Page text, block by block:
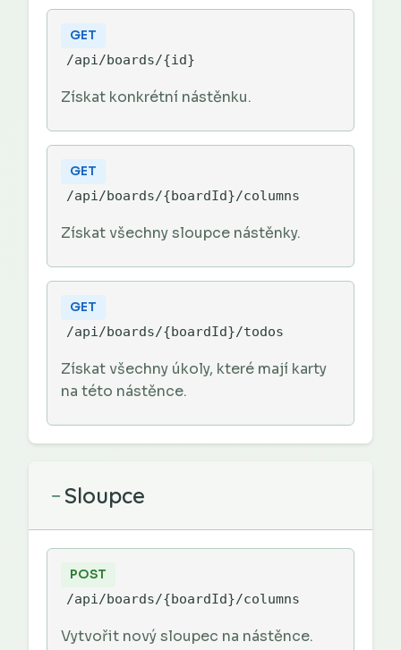
GET
/api/boards/{id}
Získat konkrétní nástěnku.
GET
/api/boards/{boardId}/columns
Získat všechny sloupce nástěnky.
GET
/api/boards/{boardId}/todos
Získat všechny úkoly, které mají karty
na této nástěnce.
− Sloupce
POST
/api/boards/{boardId}/columns
Vytvořit nový sloupec na nástěnce.